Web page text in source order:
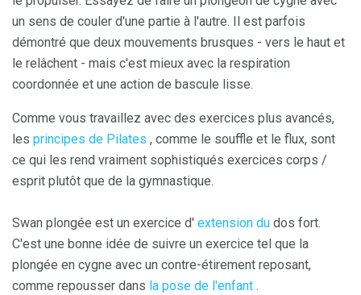
un sens de couler d'une partie à l'autre. Il est parfois
démontré que deux mouvements brusques - vers le haut et
le relâchent - mais c'est mieux avec la respiration
coordonnée et une action de bascule lisse.
Comme vous travaillez avec des exercices plus avancés,
les principes de Pilates , comme le souffle et le flux, sont
ce qui les rend vraiment sophistiqués exercices corps /
esprit plutôt que de la gymnastique.
Swan plongée est un exercice d' extension du dos fort.
C'est une bonne idée de suivre un exercice tel que la
plongée en cygne avec un contre-étirement reposant,
comme repousser dans la pose de l'enfant .